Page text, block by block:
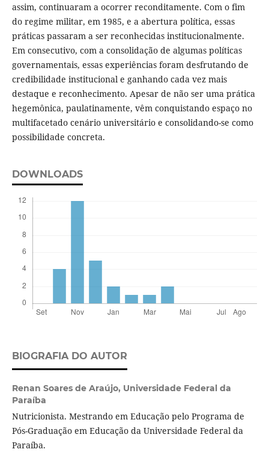
assim, continuaram a ocorrer reconditamente. Com o fim
do regime militar, em 1985, e a abertura política, essas
práticas passaram a ser reconhecidas institucionalmente.
Em consecutivo, com a consolidação de algumas políticas
governamentais, essas experiências foram desfrutando de
credibilidade institucional e ganhando cada vez mais
destaque e reconhecimento. Apesar de não ser uma prática
hegemônica, paulatinamente, vêm conquistando espaço no
multifacetado cenário universitário e consolidando-se como
possibilidade concreta.
DOWNLOADS
BIOGRAFIA DO AUTOR
Renan Soares de Araújo, Universidade Federal da
Paraíba
Nutricionista. Mestrando em Educação pelo Programa de
Pós-Graduação em Educação da Universidade Federal da
Paraíba.